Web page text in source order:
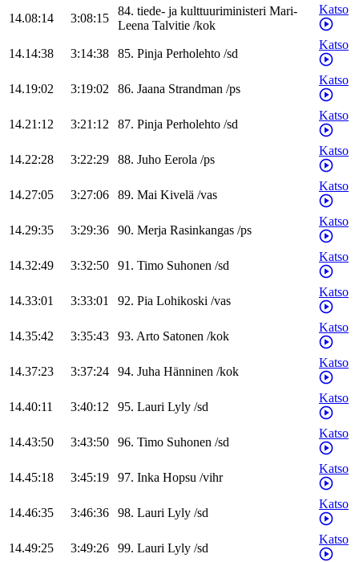
14.08:14 3:08:15
84. tiede- ja kulttuuriministeri Mari-
Leena Talvitie /kok
Katso
14.14:38 3:14:38 85. Pinja Perholehto /sd
Katso
14.19:02 3:19:02 86. Jaana Strandman /ps
Katso
14.21:12 3:21:12 87. Pinja Perholehto /sd
Katso
14.22:28 3:22:29 88. Juho Eerola /ps
Katso
14.27:05 3:27:06 89. Mai Kivelä /vas
Katso
14.29:35 3:29:36 90. Merja Rasinkangas /ps
Katso
14.32:49 3:32:50 91. Timo Suhonen /sd
Katso
14.33:01 3:33:01 92. Pia Lohikoski /vas
Katso
14.35:42 3:35:43 93. Arto Satonen /kok
Katso
14.37:23 3:37:24 94. Juha Hänninen /kok
Katso
14.40:11 3:40:12 95. Lauri Lyly /sd
Katso
14.43:50 3:43:50 96. Timo Suhonen /sd
Katso
14.45:18 3:45:19 97. Inka Hopsu /vihr
Katso
14.46:35 3:46:36 98. Lauri Lyly /sd
Katso
14.49:25 3:49:26 99. Lauri Lyly /sd
Katso